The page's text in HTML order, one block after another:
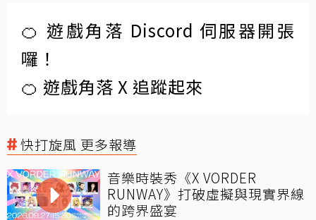
🍊 遊戲角落 Discord 伺服器開張
囉！
🍊 遊戲角落 X 追蹤起來
快打旋風 更多報導
音樂時裝秀《X VORDER
RUNWAY》打破虛擬與現實界線
的跨界盛宴